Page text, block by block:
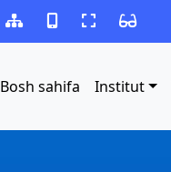
Bosh sahifa Institut